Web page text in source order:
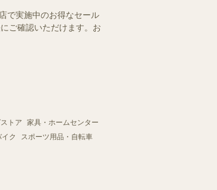
で実施中のお得なセール
ご確認いただけます。お
トア
家具・ホームセンター
ク
スポーツ用品・自転車